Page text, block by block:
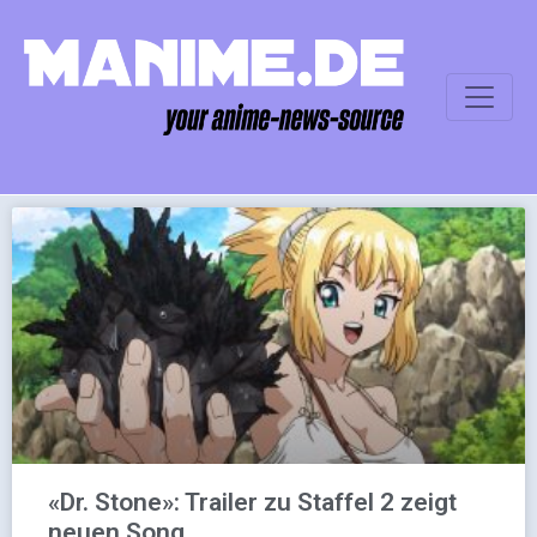
«Dr. Stone»: Trailer zu Staffel 2 zeigt